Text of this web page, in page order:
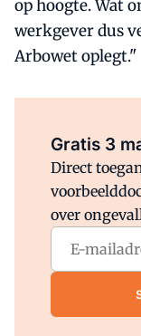
op hoogte. Wat
werkgever dus
Arbowet oplegt."
Gratis 3
Direct
over